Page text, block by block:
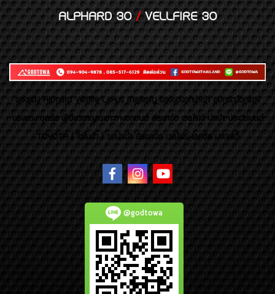
ALPHARD 30/VELLFIRE 30
ของเเต่ง Alphard Vellfire Lexus Majesty ของเเต่งรถนำเข้า อุปกรณ์ตกแต่ง
ของแต่ง ชุดล้อ ผู้เชี่ยวชาญเฉพาะทางรถยนต์ อัลพาร์ด เวลไฟร์ นำเข้า ประดับยนต์
TOYOTA ( โตโยต้า ) รถนำเข้า อัลพาร์ด เวลไฟร์ เลกซัส มาเจสตี้
@godtowa